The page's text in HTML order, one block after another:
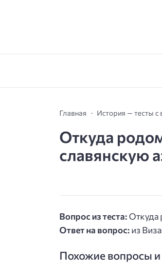
Главная История — тесты с
Откуда
славянскую
Вопрос из теста: Откуда
Ответ на вопрос: из
Похожие вопросы